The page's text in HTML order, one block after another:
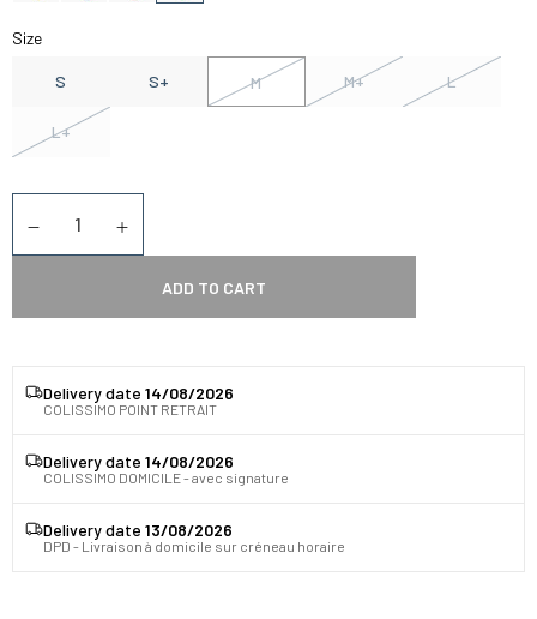
Size
S S+ M M+ L
L+
ADD TO CART
Delivery date 14/08/2026
COLISSIMO POINT RETRAIT
Delivery date 14/08/2026
COLISSIMO DOMICILE - avec signature
Delivery date 13/08/2026
DPD - Livraison à domicile sur créneau horaire